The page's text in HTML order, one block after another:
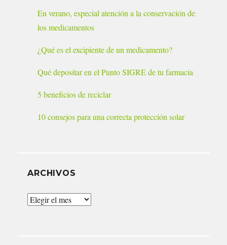
En verano, especial atención a la conservación de
los medicamentos
¿Qué es el excipiente de un medicamento?
Qué depositar en el Punto SIGRE de tu farmacia
5 beneficios de reciclar
10 consejos para una correcta protección solar
ARCHIVOS
Archivos